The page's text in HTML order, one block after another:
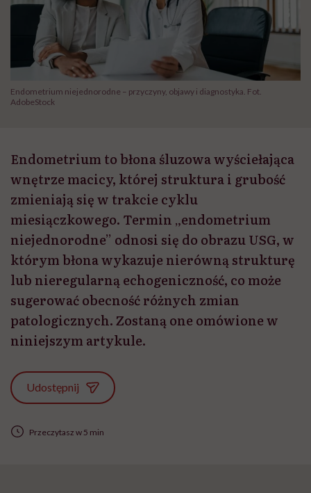
Endometrium niejednorodne – przyczyny, objawy i diagnostyka. Fot.
AdobeStock
Endometrium to błona śluzowa wyściełająca
wnętrze macicy, której struktura i grubość
zmieniają się w trakcie cyklu
miesiączkowego. Termin „endometrium
niejednorodne” odnosi się do obrazu USG, w
którym błona wykazuje nierówną strukturę
lub nieregularną echogeniczność, co może
sugerować obecność różnych zmian
patologicznych. Zostaną one omówione w
niniejszym artykule.
Udostępnij
Przeczytasz w 5 min